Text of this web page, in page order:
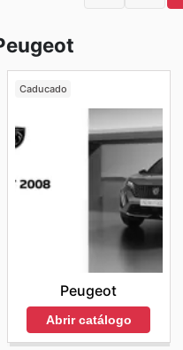
Caducado
Peugeot
Abrir catálogo